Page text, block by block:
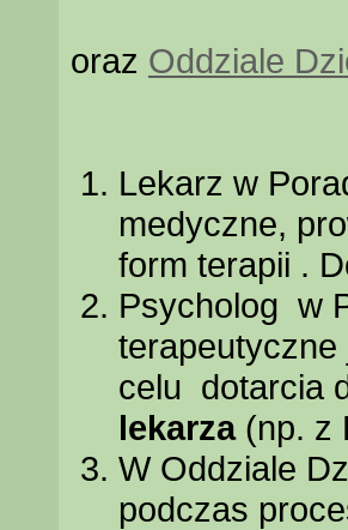
oraz Oddziale
Lekarz w
medyczne,
form terapii .
Psycholog w
celu dotarcia
lekarza(np. z
W Oddziale
podczas